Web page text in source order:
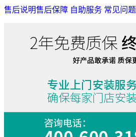
售后说明售后保障 自助服务 常见问题